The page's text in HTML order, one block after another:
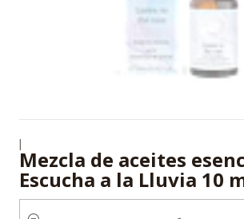
|
Mezcla de aceites
Escucha a la Lluvia 10